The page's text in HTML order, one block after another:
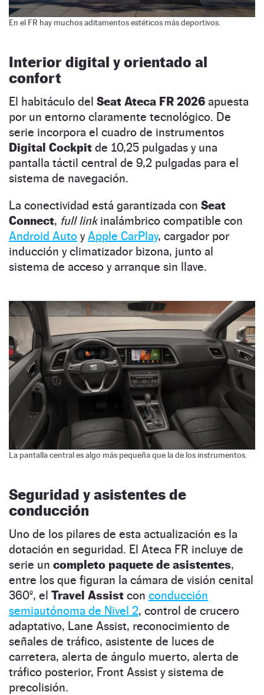
En el FR hay muchos aditamentos estéticos más deportivos.
Interior digital y orientado al
confort
El habitáculo del Seat Ateca FR 2026 apuesta
por un entorno claramente tecnológico. De
serie incorpora el cuadro de instrumentos
Digital Cockpit de 10,25 pulgadas y una
pantalla táctil central de 9,2 pulgadas para el
sistema de navegación.
La conectividad está garantizada con Seat
Connect, full linkinalámbrico compatible con
Android Auto yApple CarPlay, cargador por
inducción y climatizador bizona, junto al
sistema de acceso y arranque sin llave.
La pantalla central es algo más pequeña que la de los instrumentos.
Seguridad y asistentes de
conducción
Uno de los pilares de esta actualización es la
dotación en seguridad. El Ateca FR incluye de
serie un completo paquete de asistentes,
entre los que figuran la cámara de visión cenital
360º, el Travel Assist con conducción
semiautónoma de Nivel 2, control de crucero
adaptativo, Lane Assist, reconocimiento de
señales de tráfico, asistente de luces de
carretera, alerta de ángulo muerto, alerta de
tráfico posterior, Front Assist y sistema de
precolisión.